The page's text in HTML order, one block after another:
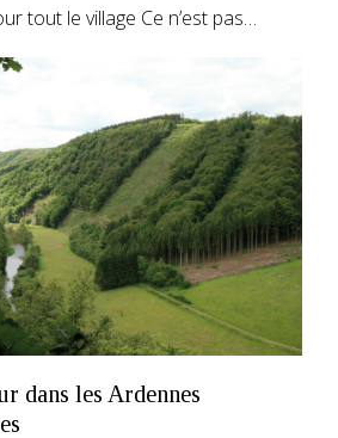
tout le village Ce n’est pas…
dans les Ardennes